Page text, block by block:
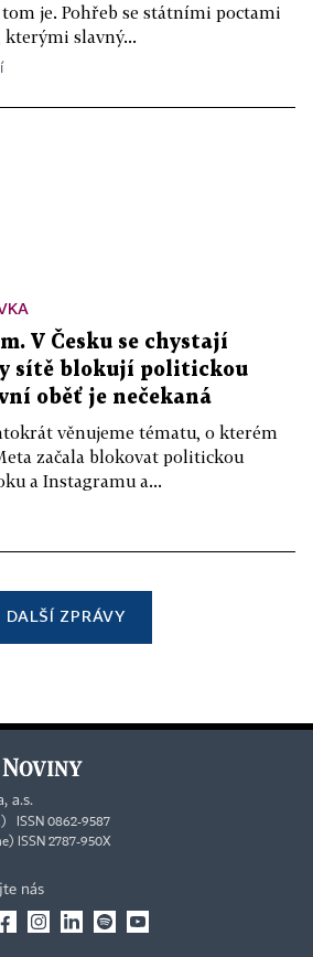
je. Pohřeb se státními poctami
slavný...
V Česku se chystají
sítě blokují politickou
oběť je nečekaná
věnujeme tématu, o kterém
začala blokovat politickou
a Instagramu a...
DALŠÍ ZPRÁVY
a.s.
ISSN 0862-9587
ISSN 2787-950X
nás